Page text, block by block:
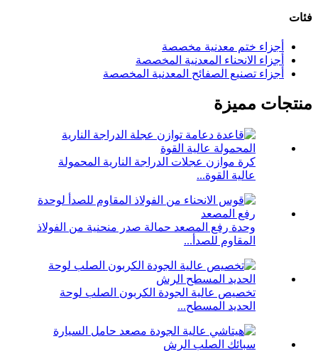
فئات
أجزاء ختم معدنية مخصصة
أجزاء الانحناء المعدنية المخصصة
أجزاء تصنيع الصفائح المعدنية المخصصة
منتجات مميزة
كرة موازن عجلات الدراجة النارية المحمولة
عالية القوة...
وحدة رفع المصعد حمالة صدر منحنية من الفولاذ
المقاوم للصدأ...
تخصيص عالية الجودة الكربون الصلب لوحة
الحديد المسطح...